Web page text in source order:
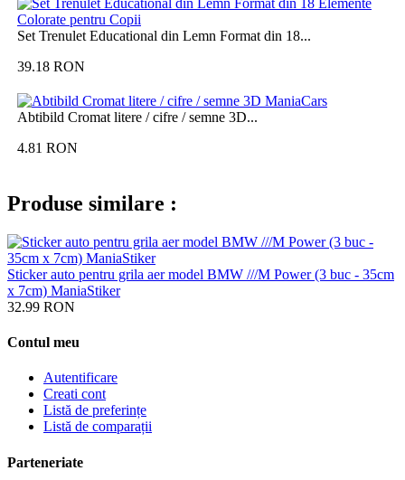
Set Trenulet Educational din Lemn Format din 18...
39.18 RON
Abtibild Cromat litere / cifre / semne 3D...
4.81 RON
Produse similare :
Sticker auto pentru grila aer model BMW ///M Power (3 buc - 35cm
x 7cm) ManiaStiker
32.99 RON
Contul meu
Autentificare
Creati cont
Listă de preferințe
Listă de comparații
Parteneriate